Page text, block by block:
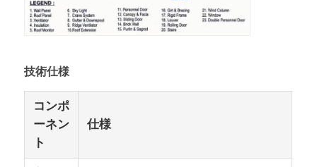
連絡 ください
ニュース
ケース
ブログ
技術仕様
コンポ
ーネン
ト
仕様